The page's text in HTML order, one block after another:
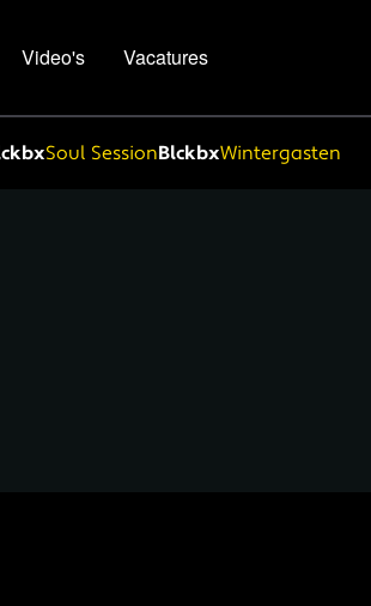
Video's Vacatures
Soul SessionBlckbxWintergasten